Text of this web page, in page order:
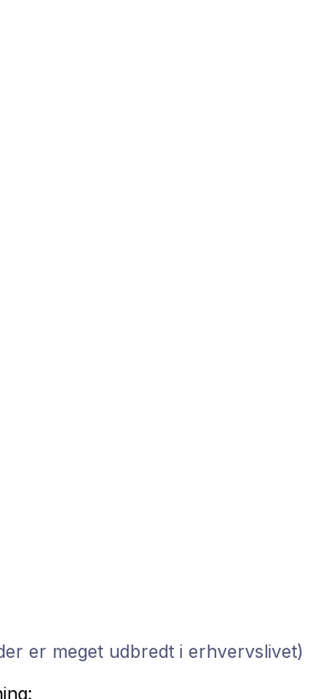
er meget udbredt i erhvervslivet)
: